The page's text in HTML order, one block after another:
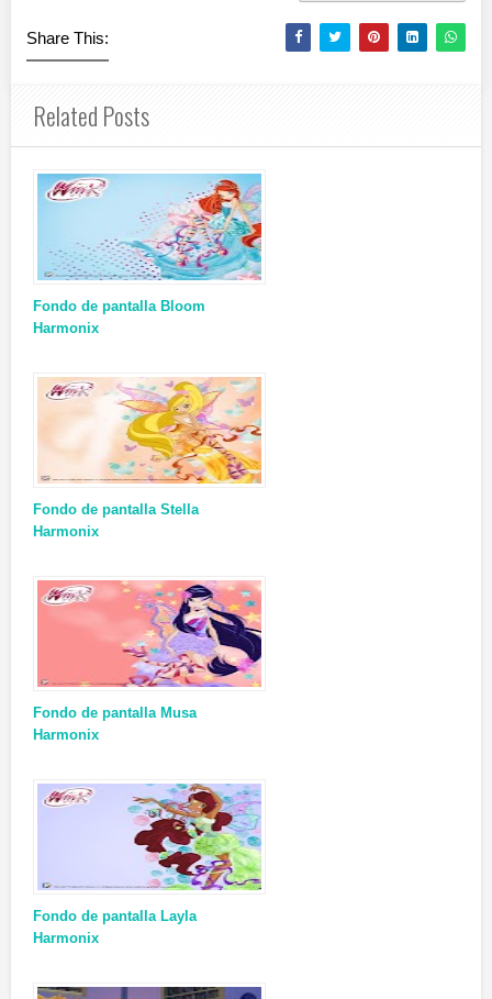
Share This:
Related Posts
Fondo de pantalla Bloom
Harmonix
Fondo de pantalla Stella
Harmonix
Fondo de pantalla Musa
Harmonix
Fondo de pantalla Layla
Harmonix